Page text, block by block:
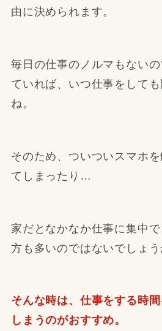
由に決められます。
毎日の仕事のノルマもない
ていれば、いつ仕事をして
ね。
そのため、ついついスマホ
てしまったり…
家だとなかなか仕事に集中
方も多いのではないでしょう
そんな時は、仕事をする時
しまうのがおすすめ。